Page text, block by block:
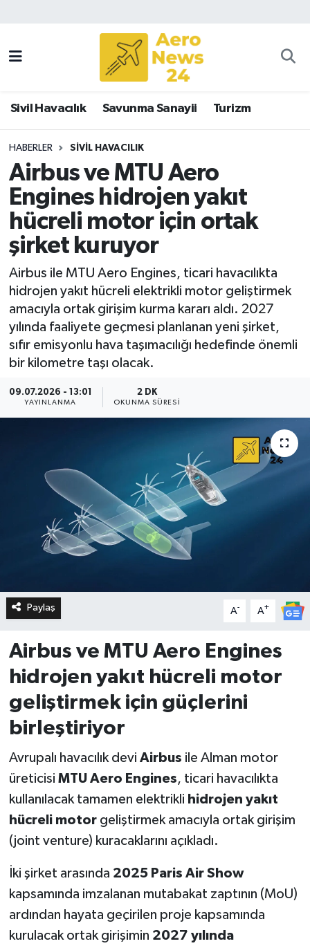
Sivil Havacılık Savunma Sanayii Turizm
HABERLER SIVIL HAVACILIK
Airbus ve MTU Aero
Engines hidrojen yakıt
hücreli motor için ortak
şirket kuruyor
Airbus ile MTU Aero Engines, ticari havacılıkta
hidrojen yakıt hücreli elektrikli motor geliştirmek
amacıyla ortak girişim kurma kararı aldı. 2027
yılında faaliyete geçmesi planlanan yeni şirket,
sıfır emisyonlu hava taşımacılığı hedefinde önemli
bir kilometre taşı olacak.
09.07.2026 - 13:01
YAYINLANMA
2 DK
OKUNMA SÜRESI
Paylaş A- A+
Airbus ve MTU Aero Engines
hidrojen yakıt hücreli motor
geliştirmek için güçlerini
birleştiriyor
Avrupalı havacılık devi Airbus ile Alman motor
üreticisi MTU Aero Engines, ticari havacılıkta
kullanılacak tamamen elektrikli hidrojen yakıt
hücreli motorgeliştirmek amacıyla ortak girişim
(joint venture) kuracaklarını açıkladı.
İki şirket arasında 2025 Paris Air Show
kapsamında imzalanan mutabakat zaptının (MoU)
ardından hayata geçirilen proje kapsamında
kurulacak ortak girişimin 2027 yılında